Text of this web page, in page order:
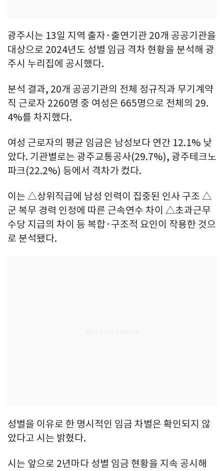
광주시는 13일 지역 출자·출연기관 20개 공공기관을
대상으로 2024년도 성별 임금 격차 현황을 분석해 광
주시 누리집에 공시했다.
분석 결과, 20개 공공기관의 전체 정규직과 무기계약
직 근로자 2260명 중 여성은 665명으로 전체의 29.
4%를 차지했다.
여성 근로자의 평균 임금은 남성보다 연간 12.1% 낮
았다. 기관별로는 광주교통공사(29.7%), 광주테크노
파크(22.2%) 등에서 격차가 컸다.
이는 △상위직급에 남성 인력이 집중된 인사 구조 △
군 복무 경력 인정에 따른 근속연수 차이 △초과근무
수당 지급의 차이 등 복합·구조적 요인이 작용한 것으
로 분석됐다.
성별을 이유로 한 명시적인 임금 차별은 확인되지 않
았다고 시는 밝혔다.
시는 앞으로 2년마다 성별 임금 현황을 지속 공시해